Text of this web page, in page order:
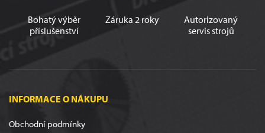
Bohatý výběr
příslušenství
Záruka 2 roky
Autorizovaný
servis strojů
INFORMACE O NÁKUPU
Obchodní podmínky